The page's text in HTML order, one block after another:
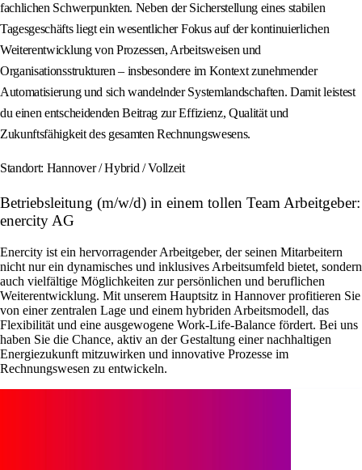
fachlichen Schwerpunkten. Neben der Sicherstellung eines stabilen
Tagesgeschäfts liegt ein wesentlicher Fokus auf der kontinuierlichen
Weiterentwicklung von Prozessen, Arbeitsweisen und
Organisationsstrukturen – insbesondere im Kontext zunehmender
Automatisierung und sich wandelnder Systemlandschaften. Damit leistest
du einen entscheidenden Beitrag zur Effizienz, Qualität und
Zukunftsfähigkeit des gesamten Rechnungswesens.
Standort: Hannover / Hybrid / Vollzeit
Betriebsleitung (m/w/d) in einem tollen Team Arbeitgeber:
enercity AG
Enercity ist ein hervorragender Arbeitgeber, der seinen Mitarbeitern
nicht nur ein dynamisches und inklusives Arbeitsumfeld bietet, sondern
auch vielfältige Möglichkeiten zur persönlichen und beruflichen
Weiterentwicklung. Mit unserem Hauptsitz in Hannover profitieren Sie
von einer zentralen Lage und einem hybriden Arbeitsmodell, das
Flexibilität und eine ausgewogene Work-Life-Balance fördert. Bei uns
haben Sie die Chance, aktiv an der Gestaltung einer nachhaltigen
Energiezukunft mitzuwirken und innovative Prozesse im
Rechnungswesen zu entwickeln.